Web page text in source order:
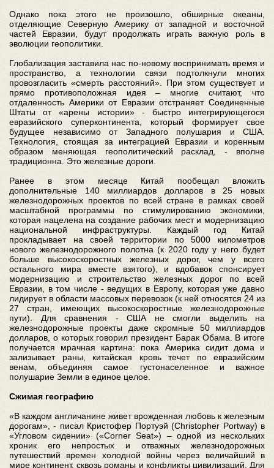
Однако пока этого не произошло, обширные океаны,
отделяющие Северную Америку от западной и восточной
частей Евразии, будут продолжать играть важную роль в
эволюции геополитики.
Глобализация заставила нас по-новому воспринимать время и
пространство, а технологии связи подтолкнули многих
провозгласить «смерть расстояний». При этом существует и
прямо противоположная идея – многие считают, что
отдаленность Америки от Евразии отстраняет Соединенные
Штаты от «арены истории» - быстро интегрирующегося
евразийского суперконтинента, который формирует свое
будущее независимо от Западного полушария и США.
Технология, стоящая за интеграцией Евразии и коренным
образом меняющая геополитический расклад, - вполне
традиционна. Это железные дороги.
Ранее в этом месяце Китай пообещал вложить
дополнительные 140 миллиардов долларов в 25 новых
железнодорожных проектов по всей стране в рамках своей
масштабной программы по стимулированию экономики,
которая нацелена на создание рабочих мест и модернизацию
национальной инфраструктуры. Каждый год Китай
прокладывает на своей территории по 5000 километров
нового железнодорожного полотна (к 2020 году у него будет
больше высокоскоростных железных дорог, чем у всего
остального мира вместе взятого), и вдобавок спонсирует
модернизацию и строительство железных дорог по всей
Евразии, в том числе - ведущих в Европу, которая уже давно
лидирует в области массовых перевозок (к ней относятся 24 из
27 стран, имеющих высокоскоростные железнодорожные
пути). Для сравнения - США не смогли выделить на
железнодорожные проекты даже скромные 50 миллиардов
долларов, о которых говорил президент Барак Обама. В итоге
получается мрачная картина: пока Америка сидит дома и
зализывает раны, китайская кровь течет по евразийским
венам, объединяя самое густонаселенное и важное
полушарие Земли в единое целое.
Сжимая географию
«В каждом англичанине живет врожденная любовь к железным
дорогам», - писал Кристофер Портуэй (Christopher Portway) в
«Угловом сидении» («Corner Seat») – одной из нескольких
хроник его непростых и отважных железнодорожных
путешествий времен холодной войны через величайший в
мире континент, сквозь романы и конфликты цивилизаций. Для